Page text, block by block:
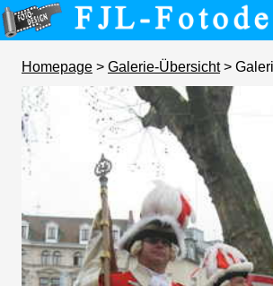
Homepage > Galerie-Übersicht>